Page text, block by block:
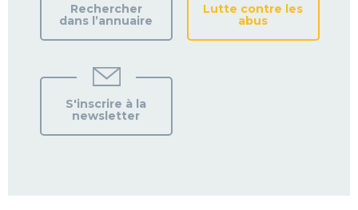
Rechercher
dans l’annuaire
Lutte contre les
abus
S'inscrire à la
newsletter